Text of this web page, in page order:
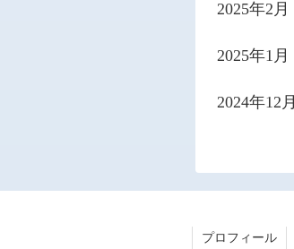
2025年2月
2025年1月
2024年12月
プロフィール